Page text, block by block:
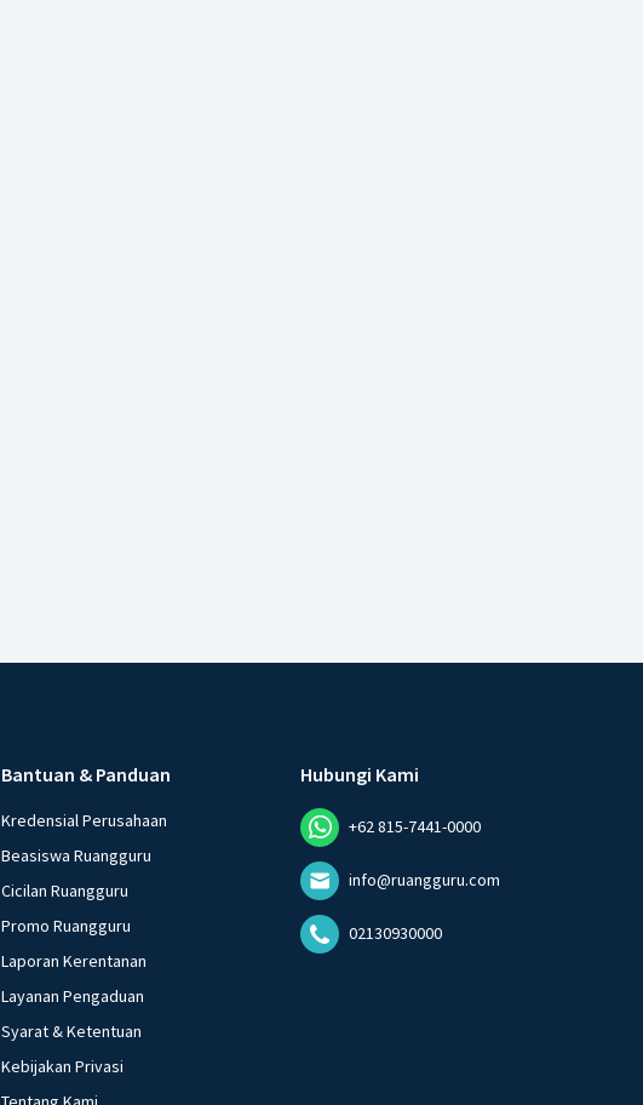
Bantuan & Panduan
Kredensial Perusahaan
Beasiswa Ruangguru
Cicilan Ruangguru
Promo Ruangguru
Laporan Kerentanan
Layanan Pengaduan
Syarat & Ketentuan
Kebijakan Privasi
Hubungi Kami
+62 815-7441-0000
info@ruangguru.com
02130930000